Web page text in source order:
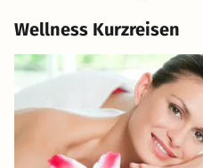
Wellness Kurzreisen